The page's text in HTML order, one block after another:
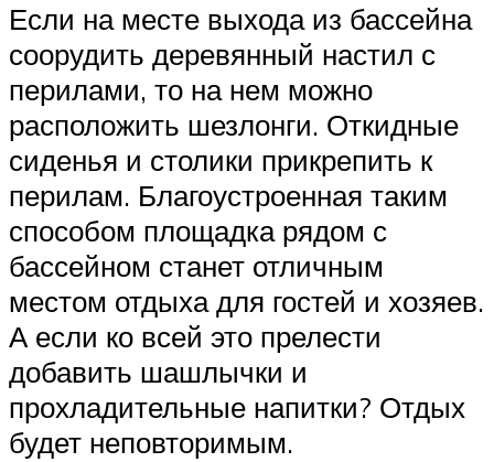
Если на месте выхода из бассейна
соорудить деревянный настил с
перилами, то на нем можно
расположить шезлонги. Откидные
сиденья и столики прикрепить к
перилам. Благоустроенная таким
способом площадка рядом с
бассейном станет отличным
местом отдыха для гостей и хозяев.
А если ко всей это прелести
добавить шашлычки и
прохладительные напитки? Отдых
будет неповторимым.